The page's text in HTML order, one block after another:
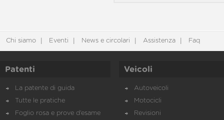
Chi siamo Eventi News e circolari Assistenza Faq
Patenti
La patente di guida
Tutte le pratiche
Foglio rosa e prove d’esame
Veicoli
Autoveicoli
Motocicli
Revisioni